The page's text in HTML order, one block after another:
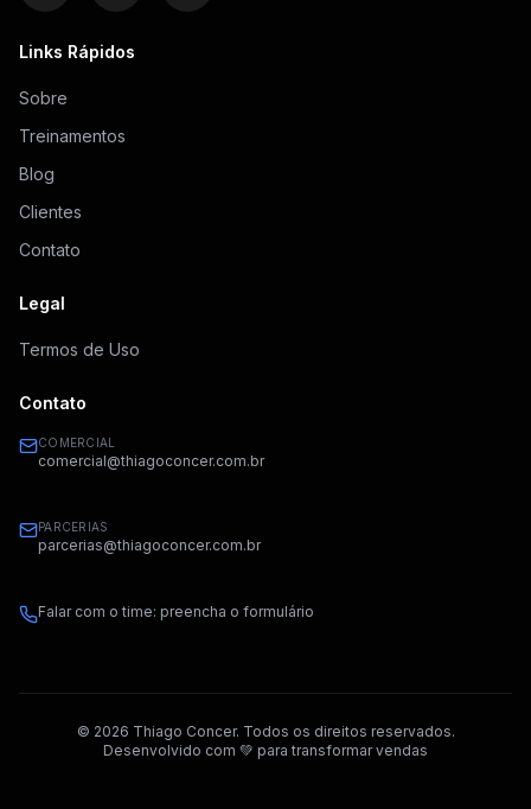
Links Rápidos
Sobre
Treinamentos
Blog
Clientes
Contato
Legal
Termos de Uso
Contato
COMERCIAL
comercial@thiagoconcer.com.br
PARCERIAS
parcerias@thiagoconcer.com.br
Falar com o time: preencha o formulário
© 2026 Thiago Concer. Todos os direitos reservados.
Desenvolvido com 💚 para transformar vendas